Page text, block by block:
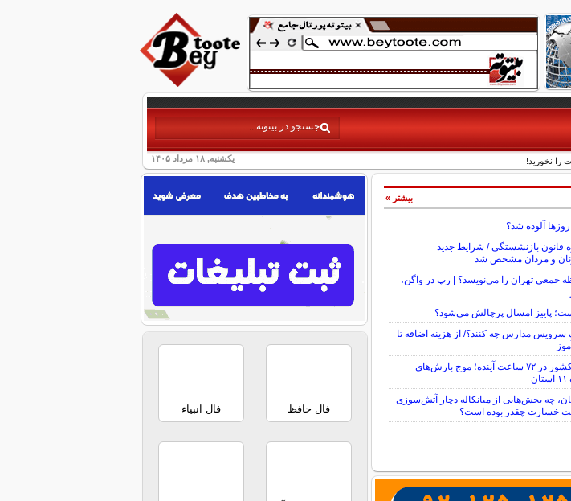
یکشنبه, ۱۸ مرداد ۱۴۰۵ را نخورید!
آلوده شد؟
قانون بازنشستگی / شرایط جدید
و مردان مشخص شد
جمعي تهران را مي‌نويسد؟ | رپ در واگن،
است؛ پاییز امسال پرچالش می‌شود؟
سرویس مدارس چه کنند؟/ از هزینه اضافه تا
وضعیت جوی کشور در ۷۲ ساعت آینده؛ موج بارش‌های
چه بخش‌هایی از میانکاله دچار آتش‌سوزی
خسارت چقدر بوده است؟
بیشتر »
فال حافظ فال انبیاء